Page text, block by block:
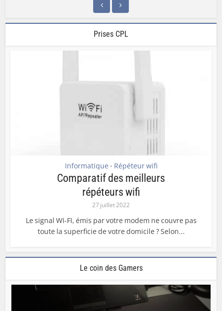
Prises CPL
Informatique • Répéteur wifi
Comparatif des meilleurs
répéteurs wifi
27 juillet 2022
Le signal WI-FI, émis par votre modem ne couvre pas
toute la superficie de votre domicile ? Selon...
Le coin des Gamers